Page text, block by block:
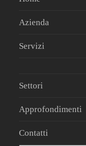
Azienda
Servizi
Settori
Approfondimenti
Contatti